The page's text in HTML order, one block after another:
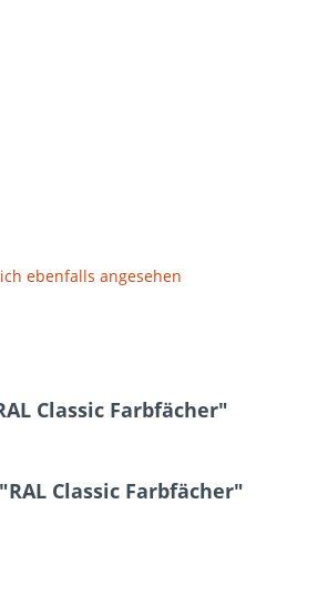
ebenfalls angesehen
Classic Farbfächer"
Classic Farbfächer"